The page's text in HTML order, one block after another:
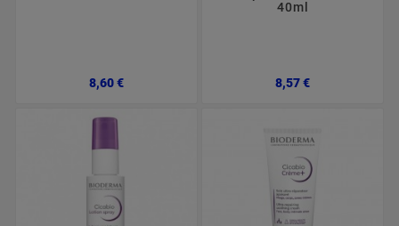
8,60 €Preço
40ml
8,57 €Preço